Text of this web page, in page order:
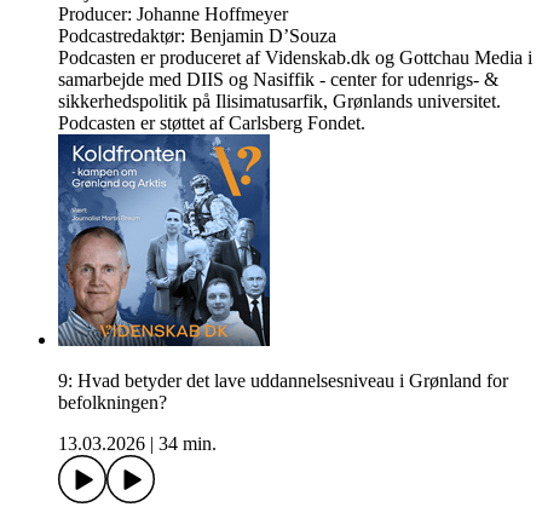
Producer: Johanne Hoffmeyer
Podcastredaktør: Benjamin D’Souza
Podcasten er produceret af Videnskab.dk og Gottchau Media i
samarbejde med DIIS og Nasiffik - center for udenrigs- &
sikkerhedspolitik på Ilisimatusarfik, Grønlands universitet.
Podcasten er støttet af Carlsberg Fondet.
9: Hvad betyder det lave uddannelsesniveau i Grønland for
befolkningen?
13.03.2026
34 min.